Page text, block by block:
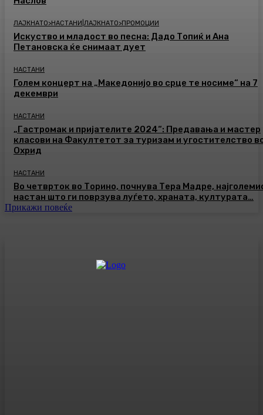
ЛАЈКНАТО>НАСТАНИ|ЛАЈКНАТО>ПРОМОЦИИ
Искуство и младост во песна: Дадо Топиќ и Ана
Петановска ќе снимаат дует
НАСТАНИ
Голем концерт на „Македонијо во срце те носиме“ на 7
декември
НАСТАНИ
„Гастромак и пријателите 2024“: Предавања и мастер
класови на Факултетот за туризам и угостителство
Охрид
НАСТАНИ
Во четврток во Торино, почнува Тера Мадре,
настан што ги поврзува луѓето, храната, културата…
Прикажи повеќе